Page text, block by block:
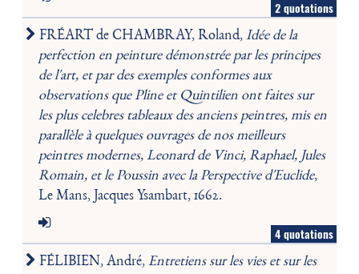
2 quotations
FRÉART de CHAMBRAY, Roland, Idée de la
perfection en peinture démonstrée par les principes
de l'art, et par des exemples conformes aux
observations que Pline et Quintilien ont faites sur
les plus celebres tableaux des anciens peintres, mis en
parallèle à quelques ouvrages de nos meilleurs
peintres modernes, Leonard de Vinci, Raphael, Jules
Romain, et le Poussin avec la Perspective d'Euclide,
Le Mans, Jacques Ysambart, 1662.
4 quotations
FÉLIBIEN, André, Entretiens sur les vies et sur les